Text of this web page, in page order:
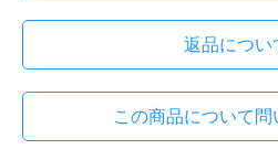
返品につい
この商品について問